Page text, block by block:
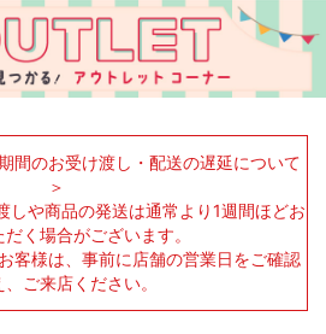
間のお受け渡し・配送の遅延について
＞
しや商品の発送は通常より1週間ほどお
く場合がございます。
客様は、事前に店舗の営業日をご確認
ご来店ください。